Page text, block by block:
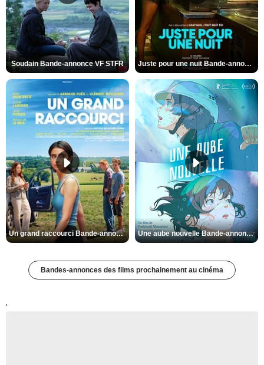
Soudain Bande-annonce VF STFR Juste pour une nuit Bande-annonce VO STFR
Un grand raccourci Bande-annonce VF Une aube nouvelle Bande-annonce VO STFR
Bandes-annonces des films prochainement au cinéma
'